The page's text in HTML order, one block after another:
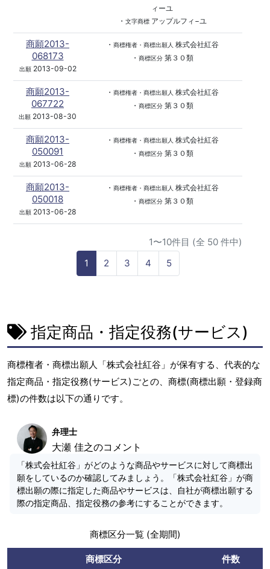
ィーユ
・ 文字商標アップルフィ−ユ
商願2013-
068173
出願2013-09-02
・ 商標権者・商標出願人 株式会社紅谷
・ 商標区分第３０類
商願2013-
067722
出願 2013-08-30
・ 商標権者・商標出願人 株式会社紅谷
・ 商標区分第３０類
商願2013-
050091
出願2013-06-28
・ 商標権者・商標出願人 株式会社紅谷
・ 商標区分第３０類
商願2013-
050018
出願2013-06-28
・ 商標権者・商標出願人 株式会社紅谷
・ 商標区分第３０類
1〜10件目 (全 50 件中)
1
2 3 4 5
指定商品・指定役務(サービス)
商標権者・商標出願人「株式会社紅谷」が保有する、代表的な
指定商品・指定役務(サービス)ごとの、商標(商標出願・登録商
標)の件数は以下の通りです。
弁理士
大瀬 佳之のコメント
「株式会社紅谷」がどのような商品やサービスに対して商標出
願をしているのか確認してみましょう。「株式会社紅谷」が商
標出願の際に指定した商品やサービスは、自社が商標出願する
際の指定商品、指定役務の参考にすることができます。
商標区分一覧 (全期間)
商標区分 件数